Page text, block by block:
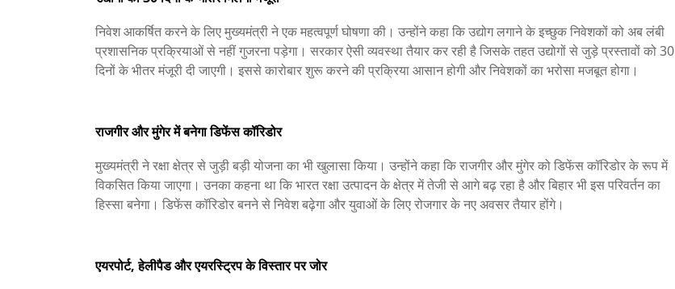
निवेश आकर्षित करने के लिए मुख्यमंत्री ने एक महत्वपूर्ण घोषणा की। उन्होंने कहा कि उद्योग लगाने के इच्छुक निवेशकों को अब लंबी
प्रशासनिक प्रक्रियाओं से नहीं गुजरना पड़ेगा। सरकार ऐसी व्यवस्था तैयार कर रही है जिसके तहत उद्योगों से जुड़े प्रस्तावों को 30
दिनों के भीतर मंजूरी दी जाएगी। इससे कारोबार शुरू करने की प्रक्रिया आसान होगी और निवेशकों का भरोसा मजबूत होगा।
राजगीर और मुंगेर में बनेगा डिफेंस कॉरिडोर
मुख्यमंत्री ने रक्षा क्षेत्र से जुड़ी बड़ी योजना का भी खुलासा किया। उन्होंने कहा कि राजगीर और मुंगेर को डिफेंस कॉरिडोर के रूप में
विकसित किया जाएगा। उनका कहना था कि भारत रक्षा उत्पादन के क्षेत्र में तेजी से आगे बढ़ रहा है और बिहार भी इस परिवर्तन का
हिस्सा बनेगा। डिफेंस कॉरिडोर बनने से निवेश बढ़ेगा और युवाओं के लिए रोजगार के नए अवसर तैयार होंगे।
एयरपोर्ट, हेलीपैड और एयरस्ट्रिप के विस्तार पर जोर